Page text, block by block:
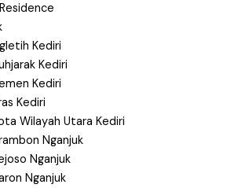
Kediri
Kediri
Kediri
Kediri
Wilayah Utara Kediri
Nganjuk
Nganjuk
Nganjuk